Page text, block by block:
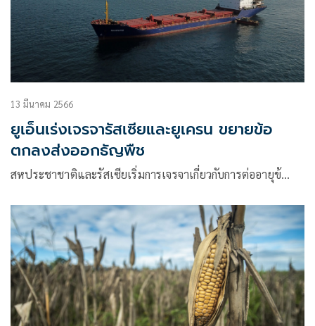
13 มีนาคม 2566
ยูเอ็นเร่งเจรจารัสเซียและยูเครน ขยายข้อ
ตกลงส่งออกธัญพืช
สหประชาชาติและรัสเซียเริ่มการเจรจาเกี่ยวกับการต่ออายุข้…